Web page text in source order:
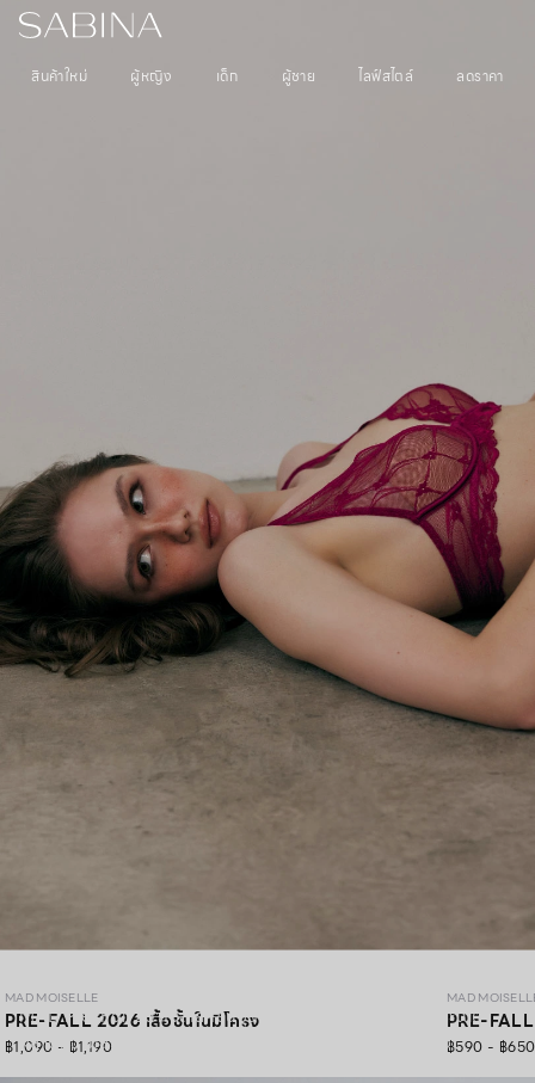
สินค้าใหม่ ผู้หญิง
MAD Pre-Fall 26 คอลเลคชั่นชุดชั้นในพรีเมียมดีไซน์ลูกไม้ประณีต
ผสานความสวยสง่า สัมผัสนุ่มสบาย และความมั่นใจอย่างลงตัว
MAD MOISELLE
PRE-FALL 2026 เสื้อชั้นในมีโครง
฿1,090 - ฿1,190
MAD
PRE-
฿590 - ฿650